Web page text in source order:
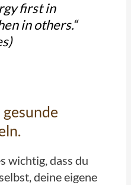
first in
in others.“
wichtig, dass du
deine eigene